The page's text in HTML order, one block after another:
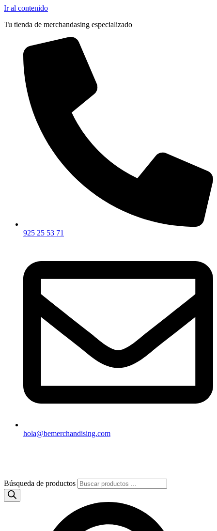
Ir al contenido
Tu tienda de merchandasing especializado
925 25 53 71
hola@bemerchandising.com
Búsqueda de productos